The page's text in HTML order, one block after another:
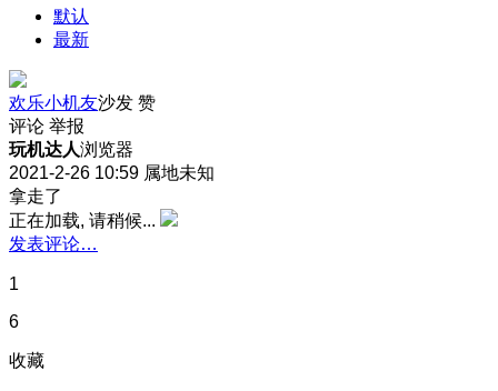
默认
最新
欢乐小机友沙发 赞
评论 举报
玩机达人浏览器
2021-2-26 10:59 属地未知
拿走了
正在加载, 请稍候...
发表评论…
1
6
收藏